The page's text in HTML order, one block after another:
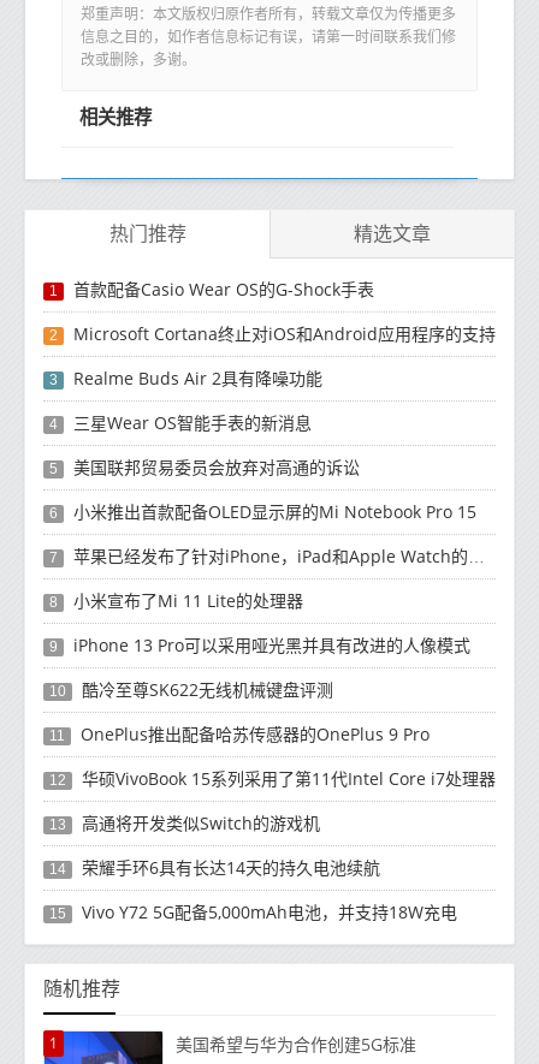
郑重声明：本文版权归原作者所有，转载文章仅为传播更多
信息之目的，如作者信息标记有误，请第一时间联系我们修
改或删除，多谢。
相关推荐
热门推荐 精选文章
1 首款配备Casio Wear OS的G-Shock手表
2 Microsoft Cortana终止对iOS和Android应用程序的支持
3 Realme Buds Air 2具有降噪功能
4 三星Wear OS智能手表的新消息
5 美国联邦贸易委员会放弃对高通的诉讼
6 小米推出首款配备OLED显示屏的Mi Notebook Pro 15
7 苹果已经发布了针对iPhone，iPad和Apple Watch的安全补丁更新
8 小米宣布了Mi 11 Lite的处理器
9 iPhone 13 Pro可以采用哑光黑并具有改进的人像模式
10 酷冷至尊SK622无线机械键盘评测
11 OnePlus推出配备哈苏传感器的OnePlus 9 Pro
12 华硕VivoBook 15系列采用了第11代Intel Core i7处理器
13 高通将开发类似Switch的游戏机
14 荣耀手环6具有长达14天的持久电池续航
15 Vivo Y72 5G配备5,000mAh电池，并支持18W充电
随机推荐
1 美国希望与华为合作创建5G标准